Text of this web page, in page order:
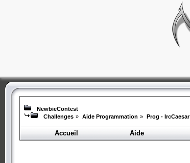
NewbieContest
Challenges » Aide Programmation » Prog - IrcCaesar
Accueil
Aide